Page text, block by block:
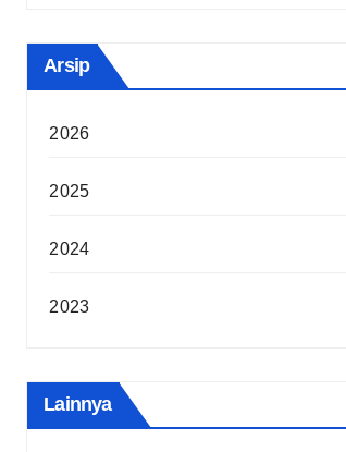
Arsip
2026
2025
2024
2023
Lainnya